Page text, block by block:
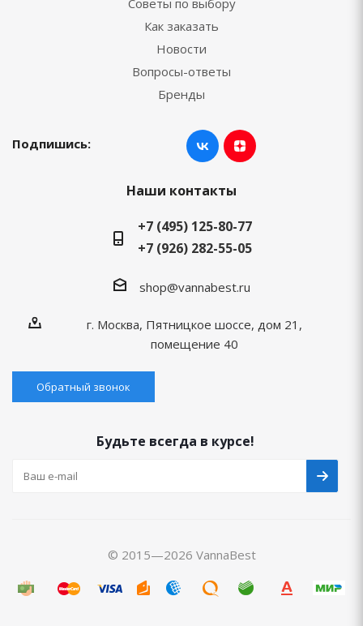
Советы по выбору
Как заказать
Новости
Вопросы-ответы
Бренды
Подпишись:
Наши контакты
+7 (495) 125-80-77
+7 (926) 282-55-05
shop@vannabest.ru
г. Москва, Пятницкое шоссе, дом 21,
помещение 40
Обратный звонок
Будьте всегда в курсе!
© 2015—2026 VannaBest